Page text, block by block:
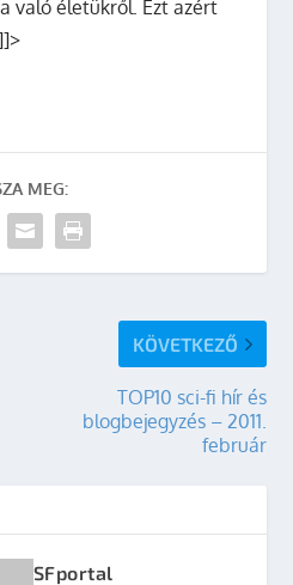
való életükről. Ezt azért
MEG:
KÖVETKEZŐ
TOP10 sci-fi hír és
blogbejegyzés – 2011.
február
SFportal